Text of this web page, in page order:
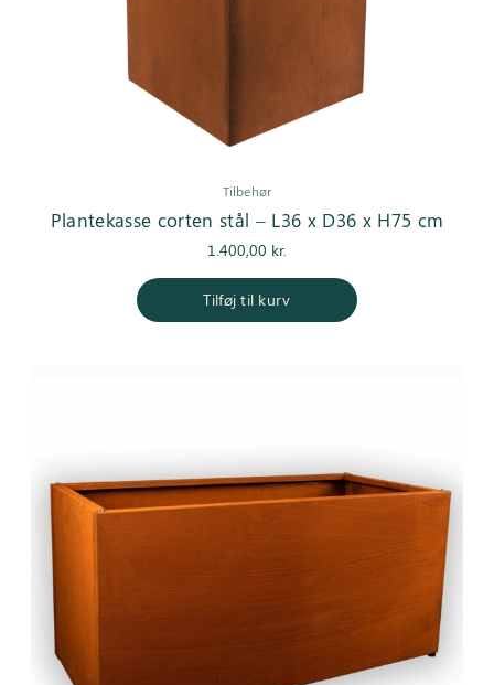
Tilbehør
Plantekasse corten stål – L36 x D36 x H75 cm
1.400,00 kr.
Tilføj til kurv